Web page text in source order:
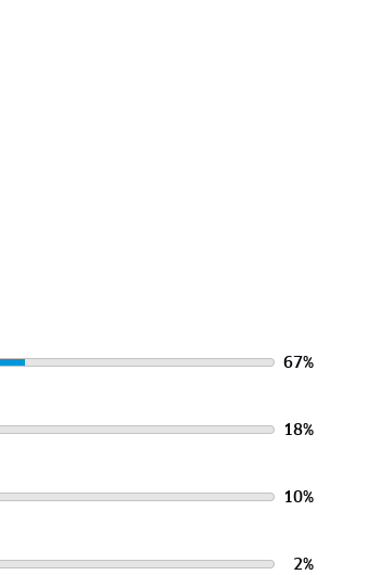
hellingshoek en blijft betrouwbaar
USB-A en USB-C aansluiting. Zo
Let op: bij gebruik via USB is de
opbergen verlengt de
67%
18%
10%
2%